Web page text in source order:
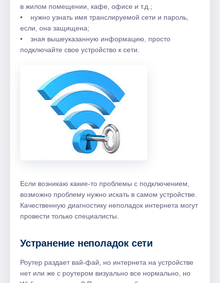
в жилом помещении, кафе, офисе и т.д.;
• нужно узнать имя транслируемой сети и пароль,
если, она защищена;
• зная вышеуказанную информацию, просто
подключайте свое устройство к сети.
Если возникаю какие-то проблемы с подключением,
возможно проблему нужно искать в самом устройстве.
Качественную диагностику неполадок интернета могут
провести только специалисты.
Устранение неполадок сети
Роутер раздает вай-фай, но интернета на устройстве
нет или же с роутером визуально все нормально, но